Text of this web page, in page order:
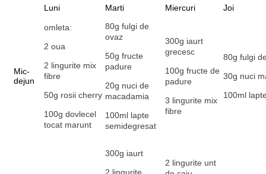
Luni
Marti Miercuri Joi
Mic-
dejun
omleta:
2 oua
2 lingurite mix
fibre
50g rosii cherry
100g dovlecel
tocat marunt
80g fulgi de
ovaz
50g fructe
padure
20g nuci de
macadamia
100ml lapte
semidegresat
300g iaurt
grecesc
100g fructe de
padure
3 lingurite mix
fibre
80g fulgi
30g nuci
100ml
300g iaurt
2 lingurite unt